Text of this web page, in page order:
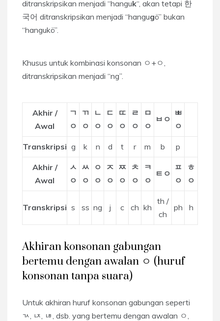
ditranskripsikan menjadi “hanguk“, akan tetapi 한
국어 ditranskripsikan menjadi “hangugö” bukan
“hangukö”.
Khusus untuk kombinasi konsonan ㅇ+ㅇ,
ditranskripsikan menjadi “ng”.
Akhir /
Awal
ㄱ
ㅇ
ㄲ
ㅇ
ㄴ
ㅇ
ㄷ
ㅇ
ㄸ
ㅇ
ㄹ
ㅇ
ㅁ
ㅇ
ㅂㅇ
ㅃ
ㅇ
Transkripsi g k n d t r m b p
Akhir /
Awal
ㅅ
ㅇ
ㅆ
ㅇ
ㅇ
ㅇ
ㅈ
ㅇ
ㅉ
ㅇ
ㅊ
ㅇ
ㅋ
ㅇ
ㅌㅇ
ㅍ
ㅇ
ㅎ
ㅇ
Transkripsi s ss ng j c ch kh
th /
ch
ph h
Akhiran konsonan gabungan
bertemu dengan awalan ㅇ (huruf
konsonan tanpa suara)
Untuk akhiran huruf konsonan gabungan seperti
ㄳ, ㄵ, ㄶ, dsb. yang bertemu dengan awalan ㅇ,